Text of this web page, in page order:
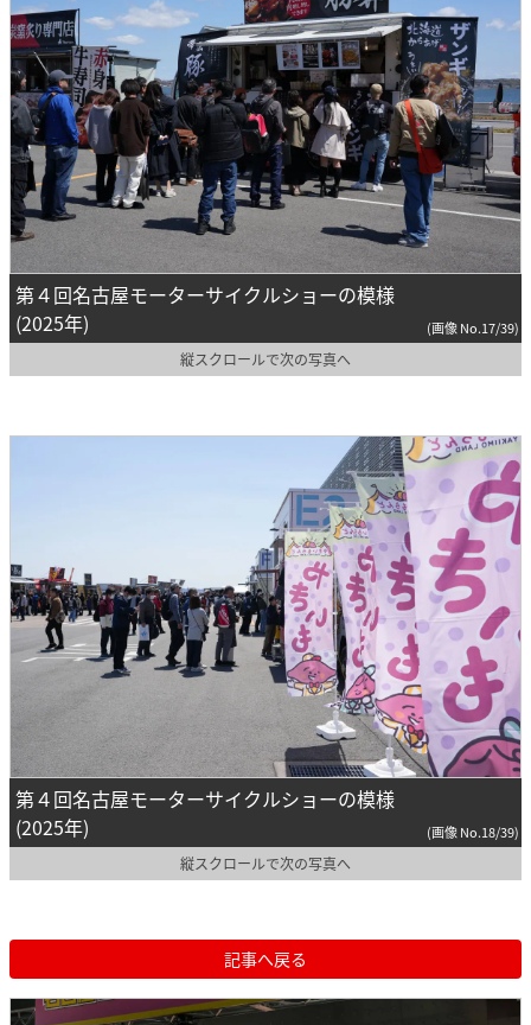
第４回名古屋モーターサイクルショーの模様
(2025年)
(画像 No.17/39)
縦スクロールで次の写真へ
第４回名古屋モーターサイクルショーの模様
(2025年)
(画像 No.18/39)
縦スクロールで次の写真へ
記事へ戻る